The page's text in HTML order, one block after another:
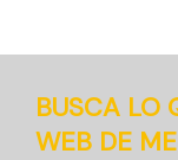
BUSCA LO
WEB DE